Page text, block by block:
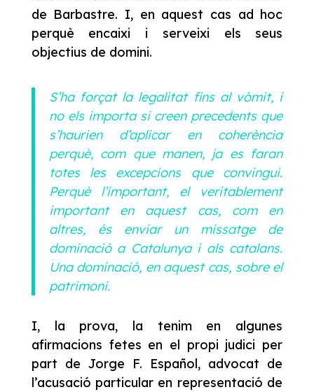
de Barbastre. I, en aquest cas ad hoc
perquè encaixi i serveixi els seus
objectius de domini.
S’ha forçat la legalitat fins al vòmit, i
no els importa si creen precedents que
s’haurien d’aplicar en coherència
perquè, com que manen, ja es faran
totes les excepcions que convingui.
Perquè l’important, el veritablement
important en aquest cas, com en
altres, és enviar un missatge de
dominació a Catalunya i als catalans.
Una dominació, en aquest cas, sobre el
patrimoni.
I, la prova, la tenim en algunes
afirmacions fetes en el propi judici per
part de Jorge F. Español, advocat de
l’acusació particular en representació de